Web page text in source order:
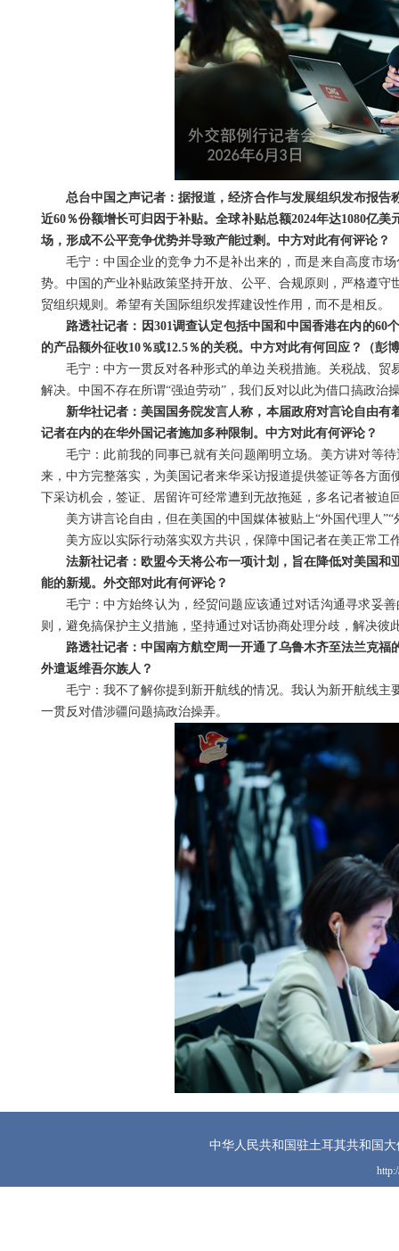
总台中国之声记者：据报道，经济合作与发展组织发布报
近60％份额增长可归因于补贴。全球补贴总额2024年达1080亿
场，形成不公平竞争优势并导致产能过剩。中方对此有何评论？
毛宁：中国企业的竞争力不是补出来的，而是来自高度市
势。中国的产业补贴政策坚持开放、公平、合规原则，严格遵
贸组织规则。希望有关国际组织发挥建设性作用，而不是相反。
路透社记者：因301调查认定包括中国和中国香港在内的
的产品额外征收10％或12.5％的关税。中方对此有何回应？（彭
毛宁：中方一贯反对各种形式的单边关税措施。关税战、
解决。中国不存在所谓“强迫劳动”，我们反对以此为借口搞政治
新华社记者：美国国务院发言人称，本届政府对言论自由
记者在内的在华外国记者施加多种限制。中方对此有何评论？
毛宁：此前我的同事已就有关问题阐明立场。美方讲对等
来，中方完整落实，为美国记者来华采访报道提供签证等各方
下采访机会，签证、居留许可经常遭到无故拖延，多名记者被
美方讲言论自由，但在美国的中国媒体被贴上“外国代理人
美方应以实际行动落实双方共识，保障中国记者在美正常工
法新社记者：欧盟今天将公布一项计划，旨在降低对美国
能的新规。外交部对此有何评论？
毛宁：中方始终认为，经贸问题应该通过对话沟通寻求妥
则，避免搞保护主义措施，坚持通过对话协商处理分歧，解决彼
路透社记者：中国南方航空周一开通了乌鲁木齐至法兰克
外遣返维吾尔族人？
毛宁：我不了解你提到新开航线的情况。我认为新开航线
一贯反对借涉疆问题搞政治操弄。
中华人民共和国驻土耳其共和国大